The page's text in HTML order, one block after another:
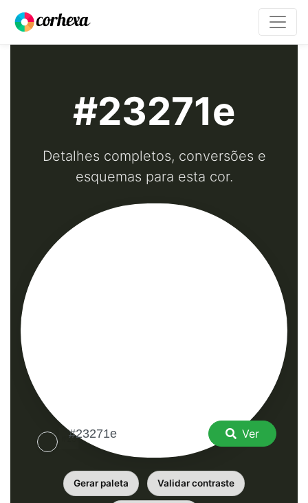
#23271e
Detalhes completos, conversões e
esquemas para esta cor.
Ver
Gerar paleta Validar contraste